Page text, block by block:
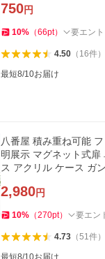
750円
10% （66pt） 要エン
4.50（ 16件）
最短8/10お届け
八番屋 積み重ね可能
明展示 マグネット式扉
ス アクリル ケース ガ
2,980円
10% （270pt） 要エン
4.73（51件）
最短8/10お届け